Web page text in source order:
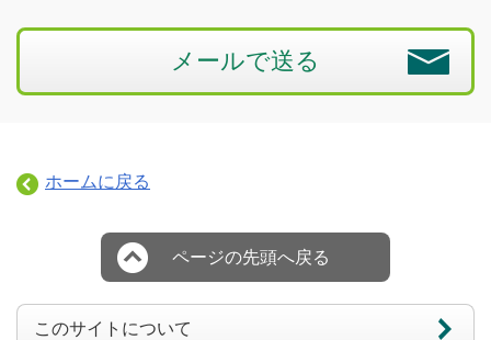
メールで送る
ホームに戻る
ページの先頭へ戻る
このサイトについて